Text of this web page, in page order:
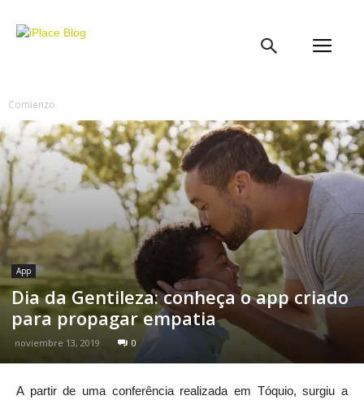
Comienzo
App
Dia da Gentileza: conheça o app criado
para propagar empatia
noviembre 13, 2019 0
A partir de uma conferência realizada em Tóquio, surgiu a